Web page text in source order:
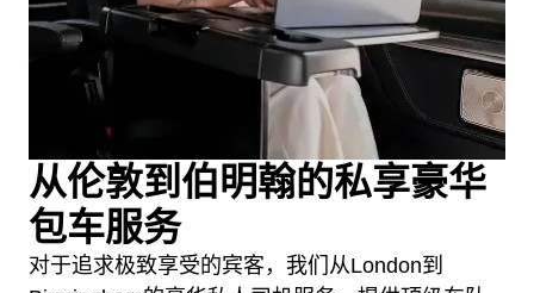
从伦敦到伯明翰的私享豪华
包车服务
对于追求极致享受的宾客，我们从London到